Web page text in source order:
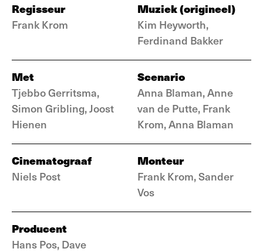
Regisseur
Frank Krom
Muziek (origineel)
Kim Heyworth,
Ferdinand Bakker
Met
Tjebbo Gerritsma,
Simon Gribling, Joost
Hienen
Scenario
Anna Blaman, Anne
van de Putte, Frank
Krom, Anna Blaman
Cinematograaf
Niels Post
Monteur
Frank Krom, Sander
Vos
Producent
Hans Pos, Dave